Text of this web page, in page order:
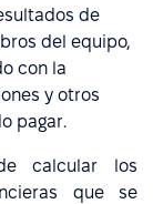
de
del equipo,
con la
y otros
pagar.
calcular los
que se